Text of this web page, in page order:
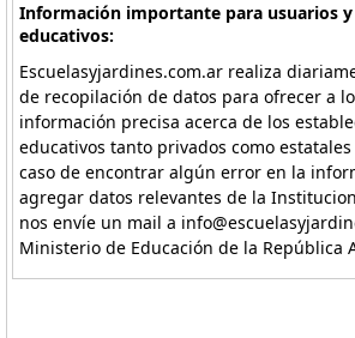
Información importante para usuarios
educativos:
Escuelasyjardines.com.ar realiza
de recopilación de datos para ofrecer a
información precisa acerca de los
educativos tanto privados como
caso de encontrar algún error en la
agregar datos relevantes de la
nos envíe un mail a
Ministerio de Educación de la República